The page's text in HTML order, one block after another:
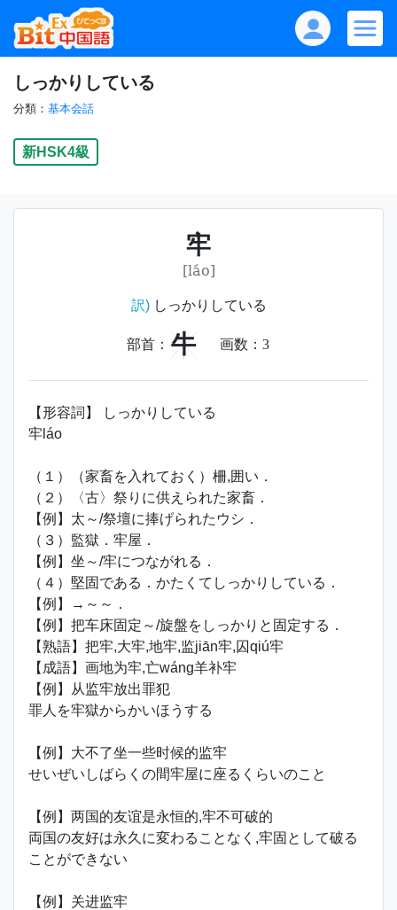
しっかりしている
分類： 基本会話
新HSK4級
牢
[láo]
訳)しっかりしている
部首： 牛 画数： 3
【形容詞】 しっかりしている
牢láo
（１）（家畜を入れておく）柵,囲い．
（２）〈古〉祭りに供えられた家畜．
【例】太～/祭壇に捧げられたウシ．
（３）監獄．牢屋．
【例】坐～/牢につながれる．
（４）堅固である．かたくてしっかりしている．
【例】→～～．
【例】把车床固定～/旋盤をしっかりと固定する．
【熟語】把牢,大牢,地牢,监jiān牢,囚qiú牢
【成語】画地为牢,亡wáng羊补牢
【例】从监牢放出罪犯
罪人を牢獄からかいほうする
【例】大不了坐一些时候的监牢
せいぜいしばらくの間牢屋に座るくらいのこと
【例】两国的友谊是永恒的,牢不可破的
両国の友好は永久に変わることなく,牢固として破る
ことができない
【例】关进监牢